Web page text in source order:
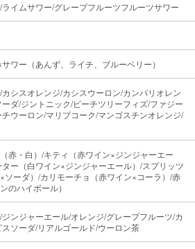
イムサワー/グレープフルーツフルーツサワー
ワー（あんず、ライチ、ブルーベリー）
シスオレンジ/カシスウーロン/カンパリオレン
ダ/ジントニック/ピーチツリーフィズ/ファジー
ウーロン/マリブコーク/マンゴスチンオレンジ/
赤・白）/キティ（赤ワイン×ジンジャーエー
ター（白ワイン×ジンジャーエール）/スプリッツ
ソーダ）/カリモーチョ（赤ワイン×コーラ）/赤
のハイボール）
ンジャーエール/オレンジ/グレープフルーツ/カ
スソーダ/リアルゴールド/ウーロン茶